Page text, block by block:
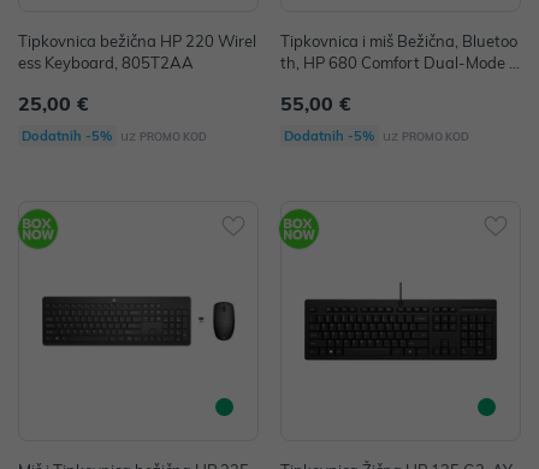
Tipkovnica bežična HP 220 Wirel
ess Keyboard, 805T2AA
25,00 €
Dodatnih -5% uz PROMO KOD
Tipkovnica i miš Bežična, Bluetoo
th, HP 680 Comfort Dual-Mode K
A
55,00 €
Dodatnih -5% uz PROMO KOD